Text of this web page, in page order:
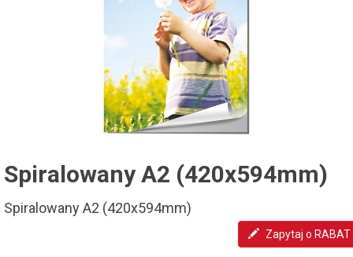
Spiralowany A2 (420x594mm)
Spiralowany A2 (420x594mm)
Zapytaj o RABAT